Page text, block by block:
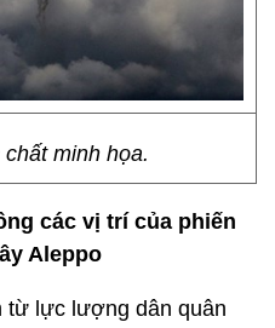
minh họa.
các vị trí của phiến
Aleppo
từ lực lượng dân quân